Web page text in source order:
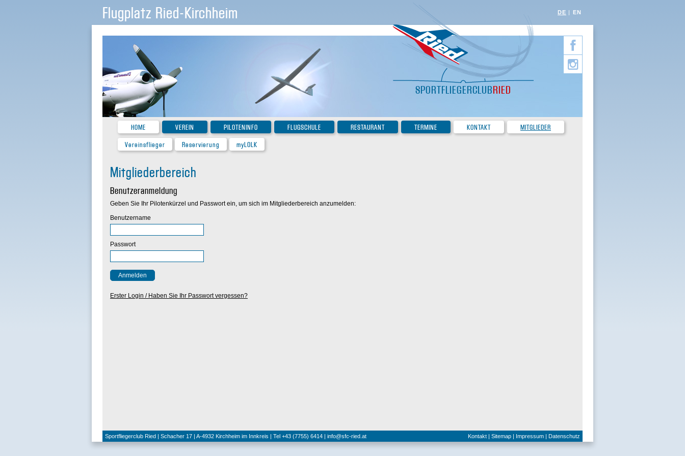
Flugplatz Ried-Kirchheim
SPORTFLIEGERCLUBRIED
DE EN
HOME VEREIN PILOTENINFO FLUGSCHULE RESTAURANT TERMINE KONTAKT
MITGLIEDER
Vereinsflieger
Reservierung myLOLK
Mitgliederbereich
Benutzeranmeldung
Geben Sie Ihr Pilotenkürzel und Passwort ein, um sich im Mitgliederbereich anzumelden:
Benutzername
Passwort
Erster Login / Haben Sie Ihr Passwort vergessen?
Kontakt | Sitemap | Impressum | Datenschutz
Sportfliegerclub Ried | Schacher 17 | A-4932 Kirchheim im Innkreis | Tel +43 (7755) 6414 | info@sfc-ried.at